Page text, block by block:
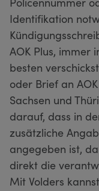
Identifikation
AOK Plus, immer
besten
oder Brief an
Sachsen und
darauf, dass in
zusätzliche
angegeben ist,
direkt die
Mit Volders